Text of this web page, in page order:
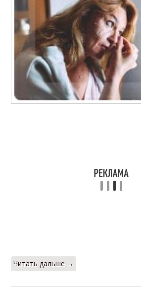
Домашняя маска
Комплексные маски
Читать дальше →